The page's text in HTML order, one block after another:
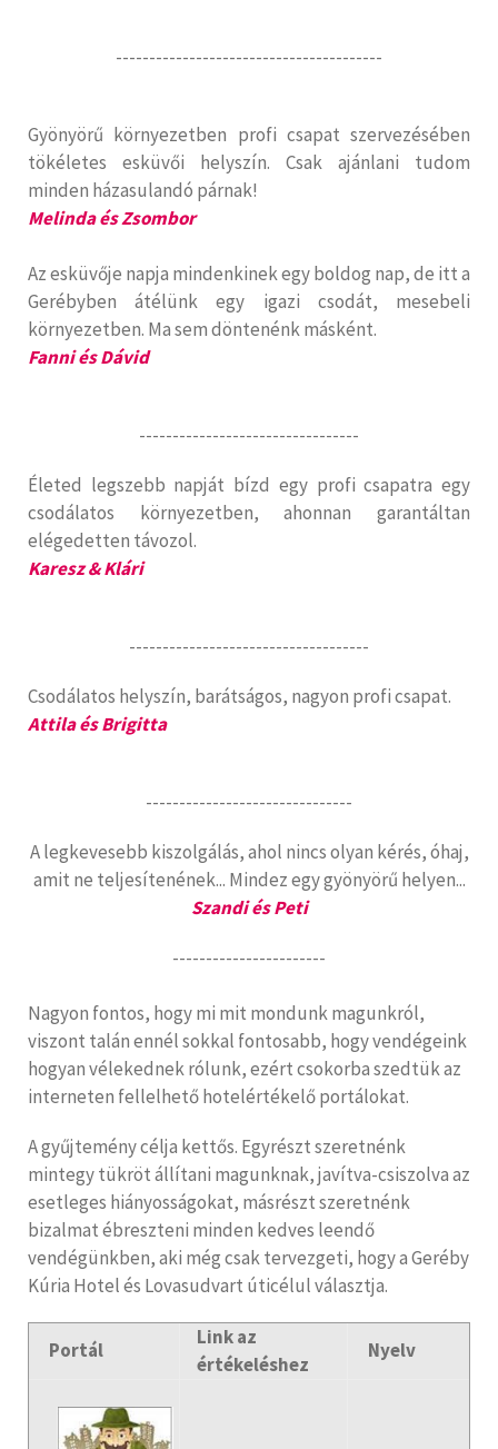
----------------------------------------
Gyönyörű környezetben profi csapat szervezésében
tökéletes esküvői helyszín. Csak ajánlani tudom
minden házasulandó párnak!
Melinda és Zsombor
Az esküvője napja mindenkinek egy boldog nap, de itt a
Gerébyben átélünk egy igazi csodát, mesebeli
környezetben. Ma sem döntenénk másként.
Fanni és Dávid
---------------------------------
Életed legszebb napját bízd egy profi csapatra egy
csodálatos környezetben, ahonnan garantáltan
elégedetten távozol.
Karesz & Klári
------------------------------------
Csodálatos helyszín, barátságos, nagyon profi csapat.
Attila és Brigitta
-------------------------------
A legkevesebb kiszolgálás, ahol nincs olyan kérés, óhaj,
amit ne teljesítenének... Mindez egy gyönyörű helyen...
Szandi és Peti
-----------------------
Nagyon fontos, hogy mi mit mondunk magunkról,
viszont talán ennél sokkal fontosabb, hogy vendégeink
hogyan vélekednek rólunk, ezért csokorba szedtük az
interneten fellelhető hotelértékelő portálokat.
A gyűjtemény célja kettős. Egyrészt szeretnénk
mintegy tükröt állítani magunknak, javítva-csiszolva az
esetleges hiányosságokat, másrészt szeretnénk
bizalmat ébreszteni minden kedves leendő
vendégünkben, aki még csak tervezgeti, hogy a Geréby
Kúria Hotel és Lovasudvart úticélul választja.
Portál
Link az
értékeléshez
Nyelv